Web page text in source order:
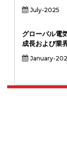
ン）、用途（
（30フィート
July-2025
グローバル電
成長および業
電ケーブル）
ンフラストラ
January-